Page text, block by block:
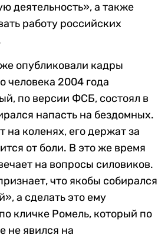
деятельность», а также
работу российских
опубликовали кадры
человека 2004 года
по версии ФСБ, состоял в
напасть на бездомных.
на коленях, его держат за
от боли. В это же время
на вопросы силовиков.
что якобы собирался
а сделать это ему
кличке Ромель, который по
не явился на